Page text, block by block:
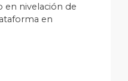
en nivelación de
en